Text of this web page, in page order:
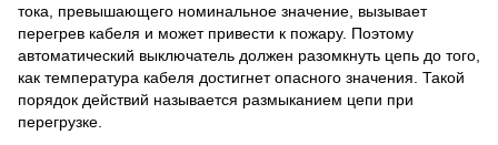
тока, превышающего номинальное значение, вызывает
перегрев кабеля и может привести к пожару. Поэтому
автоматический выключатель должен разомкнуть цепь до того,
как температура кабеля достигнет опасного значения. Такой
порядок действий называется размыканием цепи при
перегрузке.